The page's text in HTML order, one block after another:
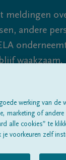
meldingen
andere
waakzaam.
Over
werking van de
marketing of andere
alle cookies” te
voorkeuren zelf